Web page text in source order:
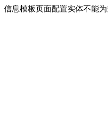
信息模板页面配置实体不能为